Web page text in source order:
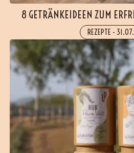
8 GETRÄNKEIDEEN ZUM
REZEPTE -